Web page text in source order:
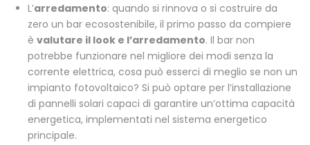
L’arredamento: quando si rinnova o si costruire da
zero un bar ecosostenibile, il primo passo da compiere
è valutare il look e l’arredamento. Il bar non
potrebbe funzionare nel migliore dei modi senza la
corrente elettrica, cosa può esserci di meglio se non un
impianto fotovoltaico? Si può optare per l’installazione
di pannelli solari capaci di garantire un’ottima capacità
energetica, implementati nel sistema energetico
principale.